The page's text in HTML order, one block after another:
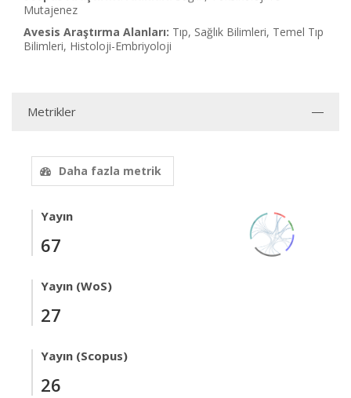
Mutajenez
Avesis Araştırma Alanları: Tıp, Sağlık Bilimleri, Temel Tıp
Bilimleri, Histoloji-Embriyoloji
Metrikler
Daha fazla metrik
Yayın
67
Yayın (WoS)
27
Yayın (Scopus)
26